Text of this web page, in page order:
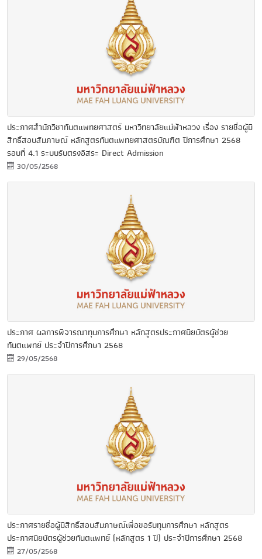
ประกาศสำนักวิชาทันตแพทยศาสตร์ มหาวิทยาลัยแม่ฟ้าหลวง เรื่อง รายชื่อผู้มี
สิทธิ์สอบสัมภาษณ์ หลักสูตรทันตแพทยศาสตรบัณฑิต ปีการศึกษา 2568
รอบที่ 4.1 ระบบรับตรงอิสระ Direct Admission
30/05/2568
ประกาศ ผลการพิจารณาทุนการศึกษา หลักสูตรประกาศนียบัตรผู้ช่วย
ทันตแพทย์ ประจำปีการศึกษา 2568
29/05/2568
ประกาศรายชื่อผู้มีสิทธิ์สอบสัมภาษณ์เพื่อขอรับทุนการศึกษา หลักสูตร
ประกาศนียบัตรผู้ช่วยทันตแพทย์ (หลักสูตร 1 ปี) ประจำปีการศึกษา 2568
27/05/2568